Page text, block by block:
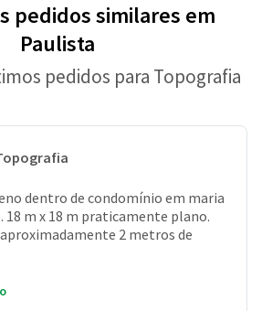
pedidos similares em
Paulista
pedidos para Topografia
dentro de condomínio em maria
18 m x 18 m praticamente plano.
2 metros de